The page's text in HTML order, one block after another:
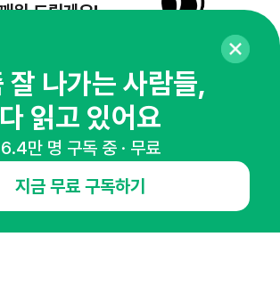
워 드릴게요!
장시키는 뉴스레터
항 제휴문의
인사이터 신청
잘 나가는 사람들,
다 읽고 있어요
6.4만 명 구독 중 · 무료
지금 무료 구독하기